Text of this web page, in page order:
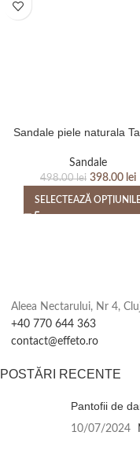
Sandale piele naturala
Sandale
498.00lei 398.00 lei
SELECTEAZĂ OPȚIUNILE
Aleea Nectarului, Nr 4,
+40 770 644 363
contact@effeto.ro
POSTĂRI RECENTE
Pantofii de
10/07/2024